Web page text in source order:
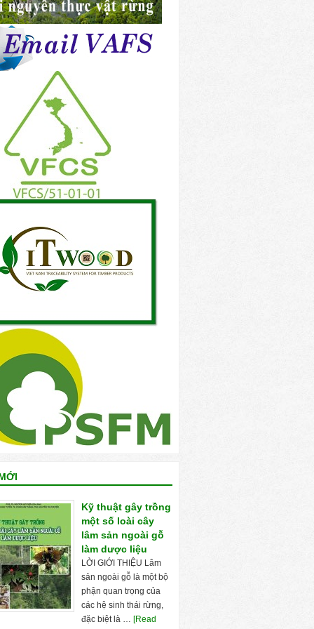
Kỹ thuật gây trồng
một số loài cây
lâm sản ngoài gỗ
làm dược liệu
LỜI GIỚI THIỆU Lâm
sản ngoài gỗ là một bộ
phận quan trọng của
các hệ sinh thái rừng,
đặc biệt là … [Read